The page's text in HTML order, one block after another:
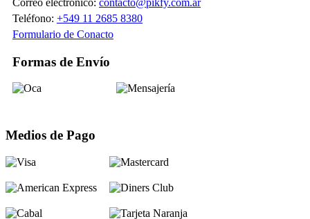
Teléfono: +549 11 2685 8380
Formulario de Conacto
Formas de Envío
Medios de Pago